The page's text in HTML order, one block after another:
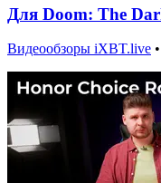
Для Doom: The
Видеообзоры iXBT.live •